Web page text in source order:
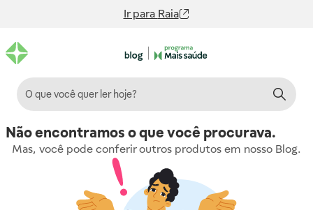
Ir para Raia
Não encontramos o que você procurava.
Mas, você pode conferir outros produtos em nosso Blog.